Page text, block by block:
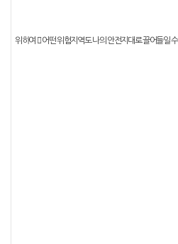
위하여 어떤 위험지역도 나의 안전지대로 끌어들일